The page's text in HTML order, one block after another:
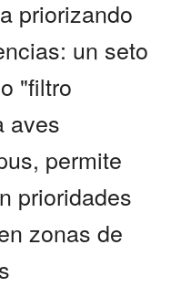
priorizando
un seto
"filtro
aves
permite
prioridades
zonas de